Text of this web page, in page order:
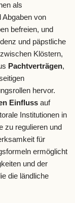
als
Abgaben von
befreien, und
und päpstliche
Klöstern,
Pachtverträgen,
hervor.
Einfluss auf
Institutionen in
zu regulieren und
für
ermöglicht
und der
die ländliche